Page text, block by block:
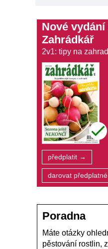
Nové
Zahrádkář
2v1: tipy na
předplatit →
darovat
Poradna
Máte otázky
pěstování rostlin,